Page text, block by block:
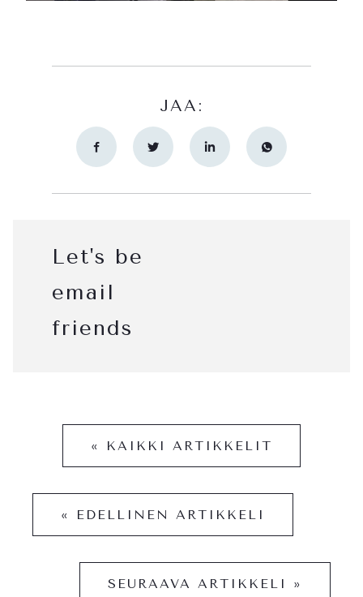
JAA:
Let's be
email
friends
« KAIKKI ARTIKKELIT
« EDELLINEN ARTIKKELI
SEURAAVA ARTIKKELI »